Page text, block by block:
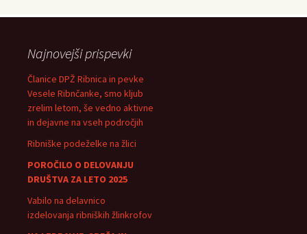
Najnovejši prispevki
Članice DPŽ Ribnica in pevke
Vesele Ribnčanke, smo kljub
zrelim letom, še vedno aktivne
in dejavne na vseh področjih
Ribniške podeželke na žlici
POROČILO O DELOVANJU
DRUŠTVA ZA LETO 2025
Vabilo na delavnico
izdelovanja ribniških žlinkrofov